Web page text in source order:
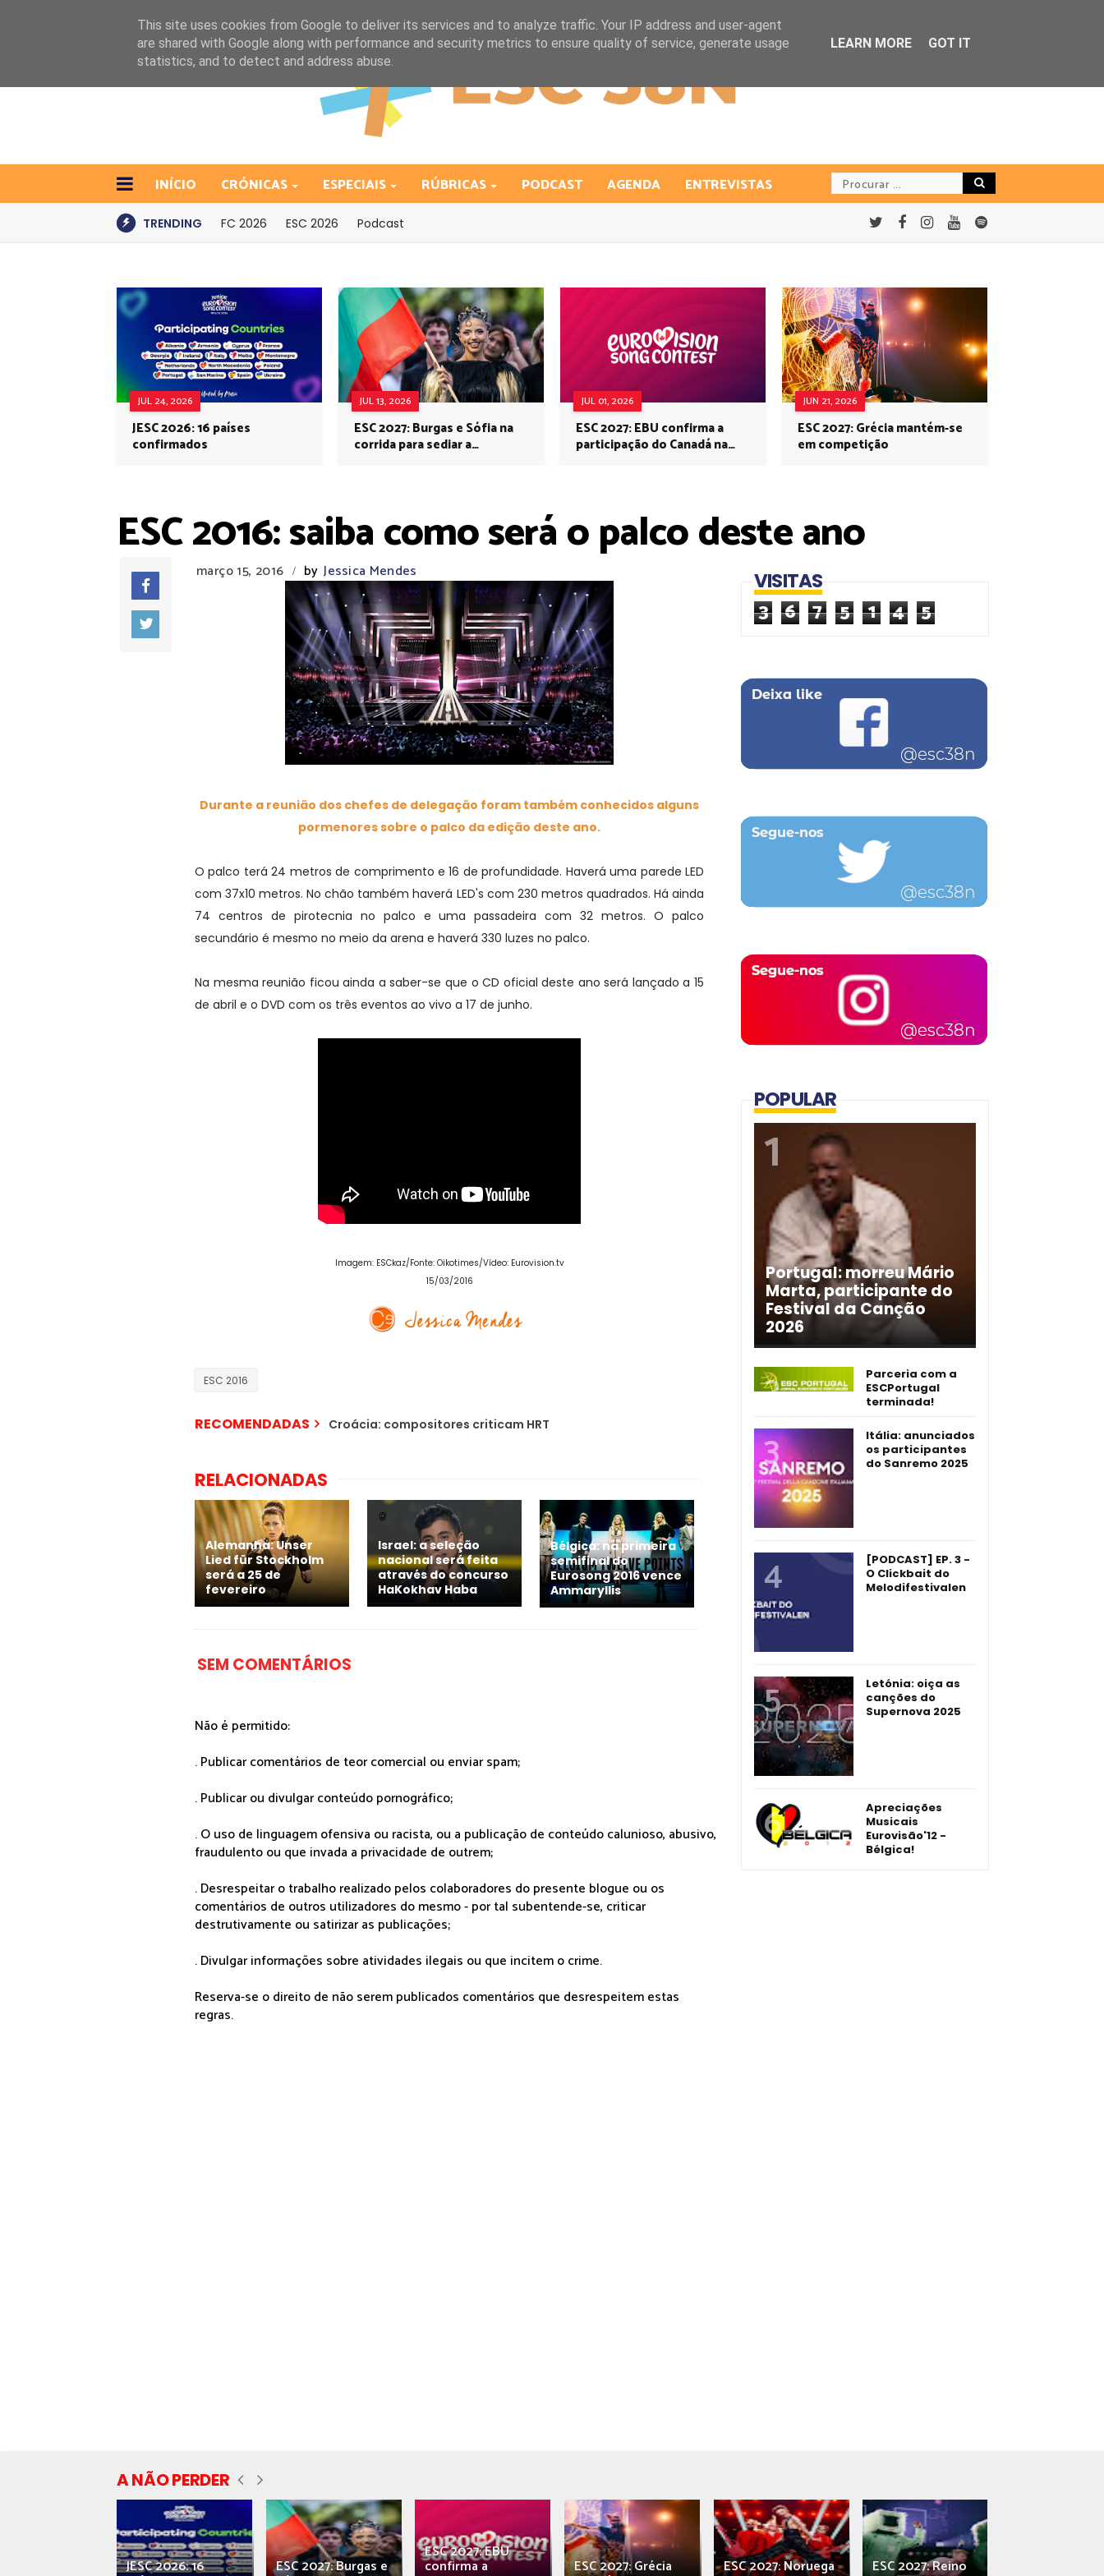
INÍCIO CRÓNICAS ESPECIAIS RÚBRICAS PODCAST AGENDA ENTREVISTAS
TRENDING FC 2026 ESC 2026 Podcast
JUL 24, 2026
JESC 2026: 16 países
confirmados
JUL 13, 2026
ESC 2027: Burgas e Sófia na
corrida para sediar a
JUL 01, 2026
ESC 2027: EBU confirma a
participação do Canadá na
JUN 21, 2026
ESC 2027: Grécia mantém-se
em competição
ESC 2016: saiba como será o palco deste ano
março 15, 2016 / by Jessica Mendes
Durante a reunião dos chefes de delegação foram também conhecidos alguns
pormenores sobre o palco da edição deste ano.
O palco terá 24 metros de comprimento e 16 de profundidade. Haverá uma parede LED
com 37x10 metros. No chão também haverá LED's com 230 metros quadrados. Há ainda
74 centros de pirotecnia no palco e uma passadeira com 32 metros. O palco
secundário é mesmo no meio da arena e haverá 330 luzes no palco.
Na mesma reunião ficou ainda a saber-se que o CD oficial deste ano será lançado a 15
de abril e o DVD com os três eventos ao vivo a 17 de junho.
Imagem: ESCkaz/Fonte: Oikotimes/Vídeo: Eurovision.tv
15/03/2016
ESC 2016
RECOMENDADAS Croácia: compositores criticam HRT
RELACIONADAS
Alemanha: Unser
Lied für Stockholm
será a 25 de
fevereiro
Israel: a seleção
nacional será feita
através do concurso
HaKokhav Haba
Bélgica: na primeira
semifinal do
Eurosong 2016 vence
Ammaryllis
SEM COMENTÁRIOS
Não é permitido:
. Publicar comentários de teor comercial ou enviar spam;
. Publicar ou divulgar conteúdo pornográfico;
. O uso de linguagem ofensiva ou racista, ou a publicação de conteúdo calunioso, abusivo,
fraudulento ou que invada a privacidade de outrem;
. Desrespeitar o trabalho realizado pelos colaboradores do presente blogue ou os
comentários de outros utilizadores do mesmo - por tal subentende-se, criticar
destrutivamente ou satirizar as publicações;
. Divulgar informações sobre atividades ilegais ou que incitem o crime.
Reserva-se o direito de não serem publicados comentários que desrespeitem estas
regras.
VISITAS
3 6 7 5 1 4 5
POPULAR
Portugal: morreu Mário
Marta, participante do
Festival da Canção
2026
Parceria com a
ESCPortugal
terminada!
Itália: anunciados
os participantes
do Sanremo 2025
[PODCAST] EP. 3 -
O Clickbait do
Melodifestivalen
Letónia: oiça as
canções do
Supernova 2025
Apreciações
Musicais
Eurovisão'12 -
Bélgica!
A NÃO PERDER
JESC 2026: 16 ESC 2027: Burgas e
ESC 2027: EBU
confirma a ESC 2027: Grécia ESC 2027: Noruega ESC 2027: Reino
This site uses cookies from Google to deliver its services and to analyze traffic. Your IP address and user-agent
are shared with Google along with performance and security metrics to ensure quality of service, generate usage
statistics, and to detect and address abuse.
LEARN MORE GOT IT